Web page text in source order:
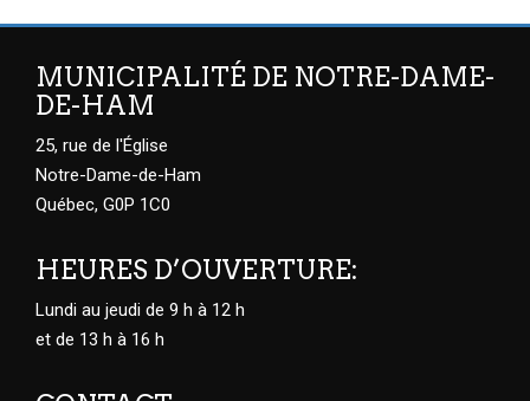
MUNICIPALITÉ DE NOTRE-DAME-
DE-HAM
25, rue de l'Église
Notre-Dame-de-Ham
Québec, G0P 1C0
HEURES D’OUVERTURE:
Lundi au jeudi de 9 h à 12 h
et de 13 h à 16 h